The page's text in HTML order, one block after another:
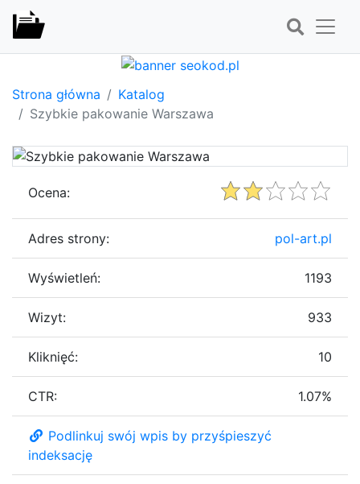
Strona główna
Katalog
Szybkie pakowanie Warszawa
Ocena:
Adres strony: pol-art.pl
Wyświetleń: 1193
Wizyt: 933
Kliknięć: 10
CTR: 1.07%
Podlinkuj swój wpis by przyśpieszyć
indeksację